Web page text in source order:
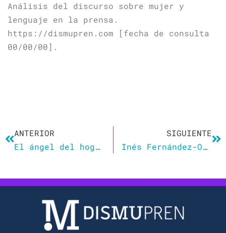
Análisis del discurso sobre mujer y
lenguaje en la prensa.
https://dismupren.com [fecha de consulta
00/00/00].
ANTERIOR
El ángel del hogar era una esclava
SIGUIENTE
Inés Fernández-Ordóñez: Vivimos la gran época de los eufemismos